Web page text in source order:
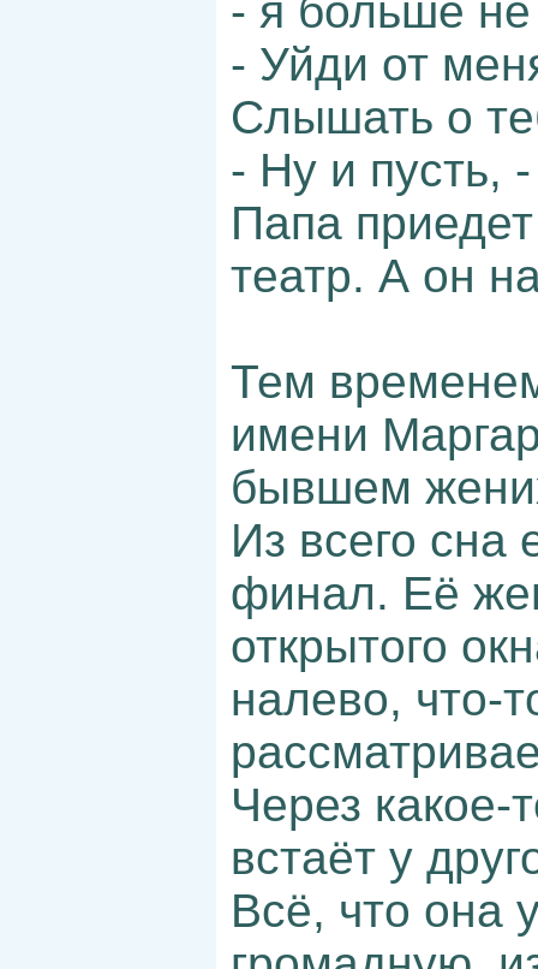
- я больше не
- Уйди от
Слышать о
- Ну и пусть,
Папа
театр. А он
Тем
имени
бывшем
Из всего сна
финал. Её
открытого
налево, что-
Через какое-
встаёт у
Всё, что она